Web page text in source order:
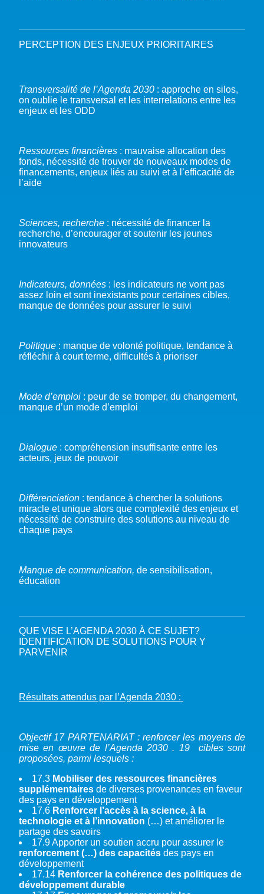
PERCEPTION DES ENJEUX PRIORITAIRES
Transversalité de l’Agenda 2030 : approche en silos,
on oublie le transversal et les interrelations entre les
enjeux et les ODD
Ressources financières : mauvaise allocation des
fonds, nécessité de trouver de nouveaux modes de
financements, enjeux liés au suivi et à l’efficacité de
l’aide
Sciences, recherche : nécessité de financer la
recherche, d’encourager et soutenir les jeunes
innovateurs
Indicateurs, données : les indicateurs ne vont pas
assez loin et sont inexistants pour certaines cibles,
manque de données pour assurer le suivi
Politique : manque de volonté politique, tendance à
réfléchir à court terme, difficultés à prioriser
Mode d’emploi : peur de se tromper, du changement,
manque d’un mode d’emploi
Dialogue : compréhension insuffisante entre les
acteurs, jeux de pouvoir
Différenciation : tendance à chercher la solutions
miracle et unique alors que complexité des enjeux et
nécessité de construire des solutions au niveau de
chaque pays
Manque de communication, de sensibilisation,
éducation
QUE VISE L’AGENDA 2030 À CE SUJET?
IDENTIFICATION DE SOLUTIONS POUR Y
PARVENIR
Résultats attendus par l’Agenda 2030 :
Objectif 17 PARTENARIAT : renforcer les moyens de
mise en œuvre de l’Agenda 2030 . 19 cibles sont
proposées, parmi lesquels :
17.3 Mobiliser des ressources financières
supplémentaires de diverses provenances en faveur
des pays en développement
17.6 Renforcer l’accès à la science, à la
technologie et à l’innovation (…) et améliorer le
partage des savoirs
17.9 Apporter un soutien accru pour assurer le
renforcement (…) des capacités des pays en
développement
17.14 Renforcer la cohérence des politiques de
développement durable